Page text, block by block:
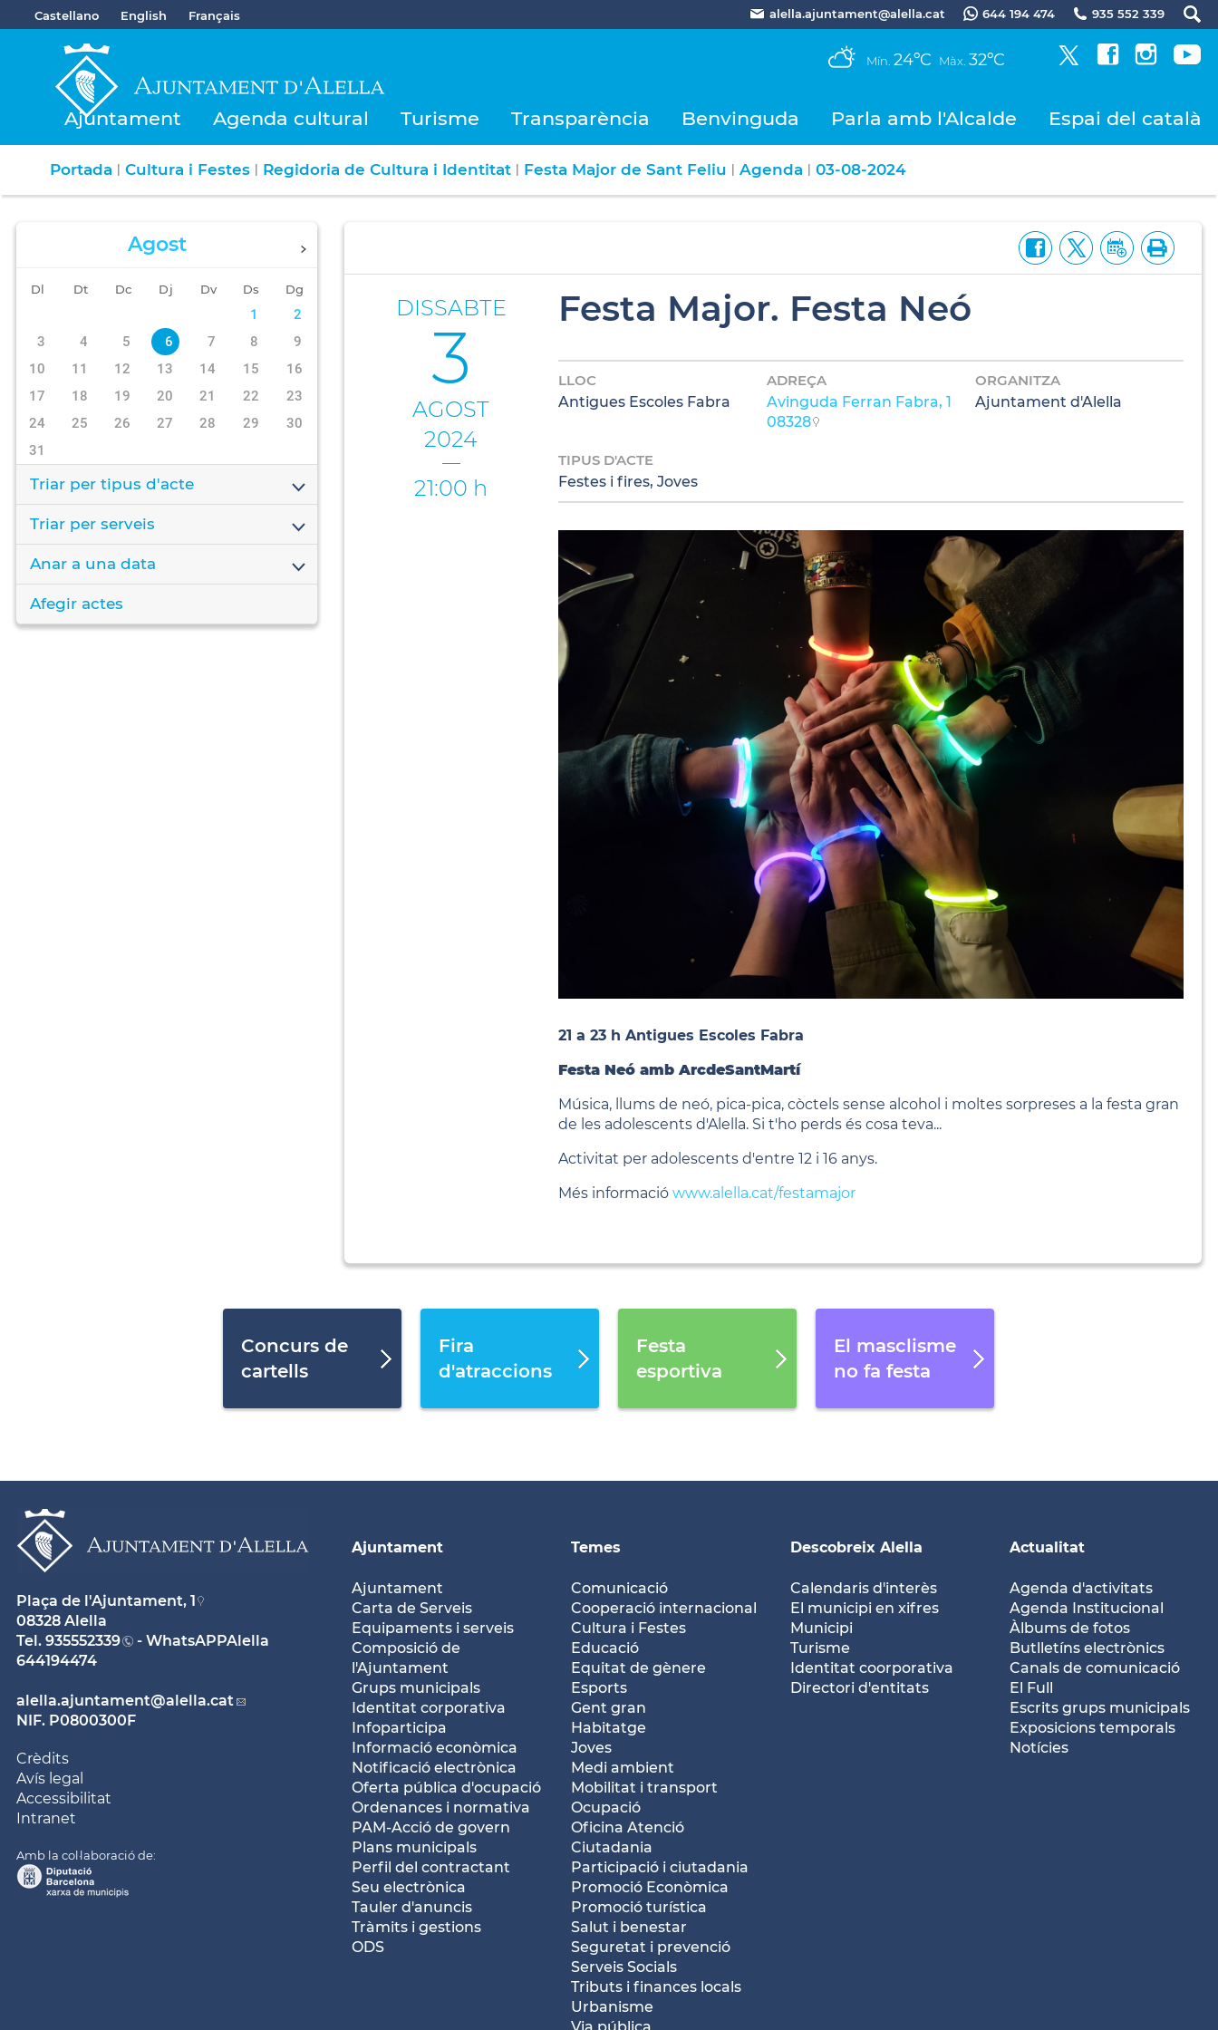
Castellano English Français alella.ajuntament@alella.cat 644 194 474 935 552 339
Mín. 24ºC Màx. 32ºC
Ajuntament Agenda cultural Turisme Transparència Benvinguda Parla amb l'Alcalde Espai del català
Portada | Cultura i Festes | Regidoria de Cultura i Identitat | Festa Major de Sant Feliu | Agenda | 03-08-2024
Agost
Dl Dt Dc Dj Dv Ds Dg
1
2
3
4 5 6 7 8
9
10
11 12 13 14 15
16
17
18 19 20 21 22
23
24
25 26 27 28 29
30
31
Triar per tipus d'acte
Triar per serveis
Anar a una data
Afegir actes
DISSABTE
3
AGOST
2024
21:00 h
Festa Major. Festa Neó
LLOC
Antigues Escoles Fabra
ADREÇA
Avinguda Ferran Fabra, 1
08328
ORGANITZA
Ajuntament d'Alella
TIPUS D'ACTE
Festes i fires, Joves
21 a 23 h Antigues Escoles Fabra
Festa Neó amb ArcdeSantMartí
Música, llums de neó, pica-pica, còctels sense alcohol i moltes sorpreses a la festa gran
de les adolescents d'Alella. Si t'ho perds és cosa teva...
Activitat per adolescents d'entre 12 i 16 anys.
Més informaciówww.alella.cat/festamajor
Concurs de
cartells
Fira
d'atraccions
Festa
esportiva
El masclisme
no fa festa
Ajuntament
Ajuntament
Carta de Serveis
Equipaments i serveis
Composició de
l'Ajuntament
Grups municipals
Identitat corporativa
Infoparticipa
Informació econòmica
Notificació electrònica
Oferta pública d'ocupació
Ordenances i normativa
PAM-Acció de govern
Plans municipals
Perfil del contractant
Seu electrònica
Tauler d'anuncis
Tràmits i gestions
ODS
Temes
Comunicació
Cooperació internacional
Cultura i Festes
Educació
Equitat de gènere
Esports
Gent gran
Habitatge
Joves
Medi ambient
Mobilitat i transport
Ocupació
Oficina Atenció
Ciutadania
Participació i ciutadania
Promoció Econòmica
Promoció turística
Salut i benestar
Seguretat i prevenció
Serveis Socials
Tributs i finances locals
Urbanisme
Descobreix Alella
Calendaris d'interès
El municipi en xifres
Municipi
Turisme
Identitat coorporativa
Directori d'entitats
Actualitat
Agenda d'activitats
Agenda Institucional
Àlbums de fotos
Butlletíns electrònics
Canals de comunicació
El Full
Escrits grups municipals
Exposicions temporals
Notícies
Plaça de l'Ajuntament, 1
08328 Alella
Tel. 935552339
- WhatsAPPAlella
644194474
alella.ajuntament@alella.cat
NIF. P0800300F
Crèdits
Avís legal
Accessibilitat
Intranet
Amb la col·laboració de: